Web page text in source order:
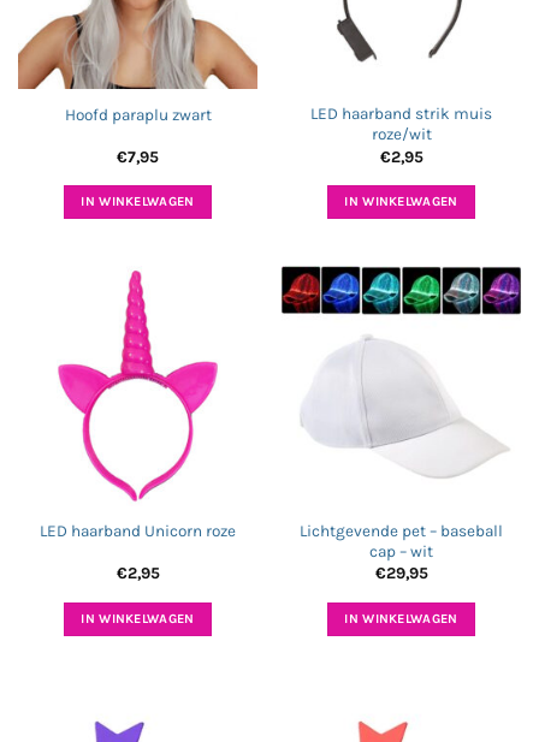
Hoofd paraplu zwart
€7,95
IN WINKELWAGEN
LED haarband strik muis
roze/wit
€2,95
IN WINKELWAGEN
LED haarband Unicorn roze
€2,95
IN WINKELWAGEN
Lichtgevende pet – baseball
cap – wit
€29,95
IN WINKELWAGEN